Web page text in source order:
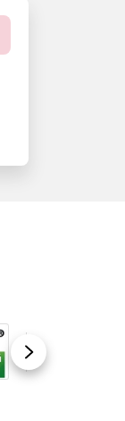
Вперед